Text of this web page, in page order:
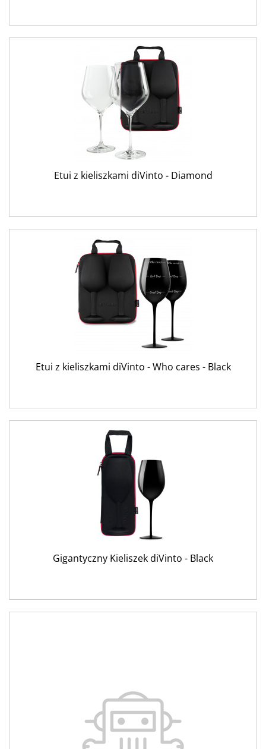
Etui z kieliszkami diVinto - Diamond
Etui z kieliszkami diVinto - Who cares - Black
Gigantyczny Kieliszek diVinto - Black